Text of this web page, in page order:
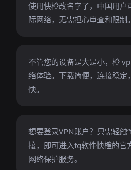
使用快橙改名字了，中国用户
际网络，无需担心审查和限制。
不管您的设备是大是小，橙
络体验。下载简便，连接稳定
快。
想要登录VPN账户？只需轻触
接，即可进入fq软件快橙的官
网络保护服务。